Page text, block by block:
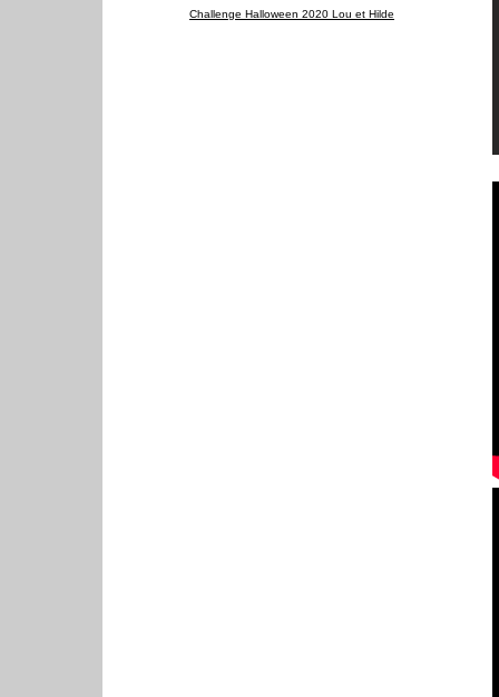
Challenge Halloween 2020 Lou et Hilde